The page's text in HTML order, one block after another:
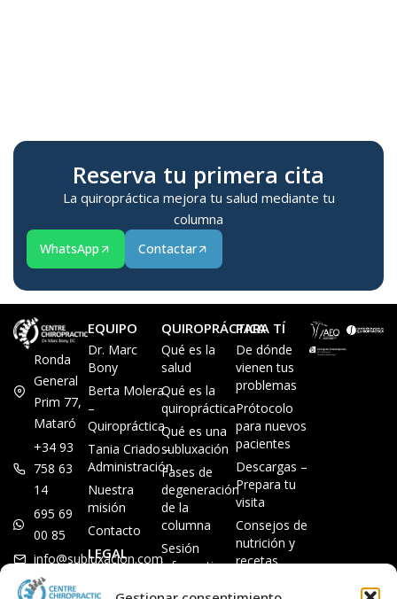
Reserva tu primera cita
La quiropráctica mejora tu salud mediante tu
columna
WhatsApp Contactar
Ronda
General
Prim 77,
Mataró
+34 93
758 63
14
695 69
00 85
info@subluxacion.com
EQUIPO
Dr. Marc
Bony
Berta Molera
–
Quiropráctica
Tania Criado –
Administración
Nuestra
misión
Contacto
LEGAL
QUIROPRÁCTICA
Qué es la
salud
Qué es la
quiropráctica
Qué es una
subluxación
Fases de
degeneración
de la
columna
Sesión
informativa
Quiropráctica
PARA TÍ
De dónde
vienen tus
problemas
Prótocolo
para nuevos
pacientes
Descargas –
Prepara tu
visita
Consejos de
nutrición y
recetas